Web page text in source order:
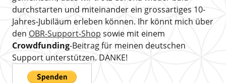
durchstarten und miteinander ein grossartiges 10-
Jahres-Jubiläum erleben können. Ihr könnt mich über
den OBR-Support-Shop sowie mit einem
Crowdfunding-Beitrag für meinen deutschen
Support unterstützen. DANKE!